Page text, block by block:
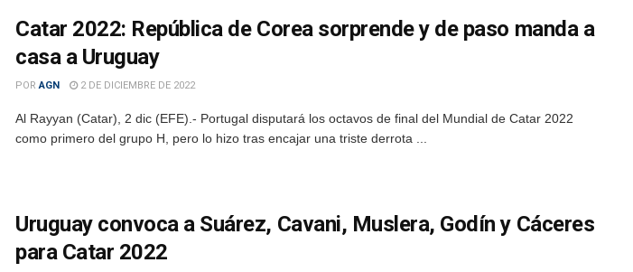
Catar 2022: República de Corea sorprende y de paso manda a
casa a Uruguay
POR AGN 2 DE DICIEMBRE DE 2022
Al Rayyan (Catar), 2 dic (EFE).- Portugal disputará los octavos de final del Mundial de Catar 2022
como primero del grupo H, pero lo hizo tras encajar una triste derrota ...
Uruguay convoca a Suárez, Cavani, Muslera, Godín y Cáceres
para Catar 2022